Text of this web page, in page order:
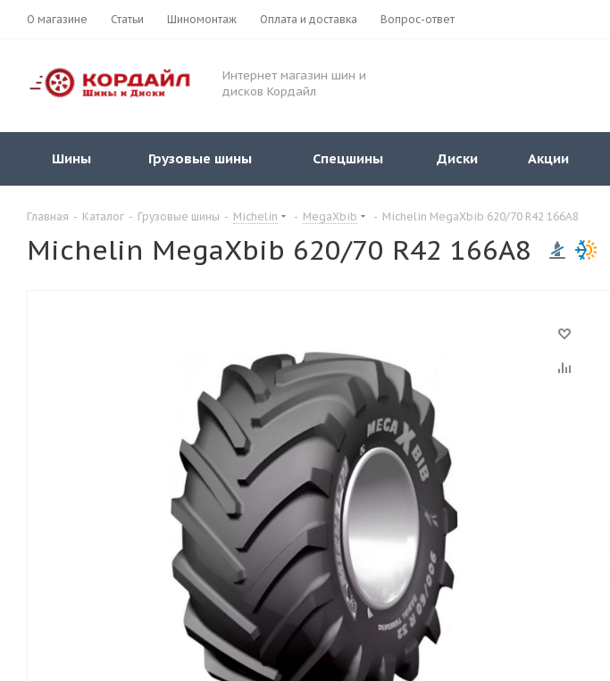
О магазине Статьи Шиномонтаж Оплата и доставка Вопрос-ответ
Интернет магазин шин и
дисков Кордайл
Шины Грузовые шины Спецшины Диски Акции
Главная - Каталог - Грузовые шины - Michelin - MegaXbib - Michelin MegaXbib 620/70 R42 166A8
Michelin MegaXbib 620/70 R42 166A8